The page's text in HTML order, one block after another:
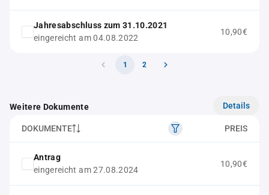
Jahresabschluss zum 31.10.2021
eingereicht am 04.08.2022
10,90€
1 2
Weitere Dokumente Details
DOKUMENTE PREIS
Antrag
eingereicht am 27.08.2024
10,90€